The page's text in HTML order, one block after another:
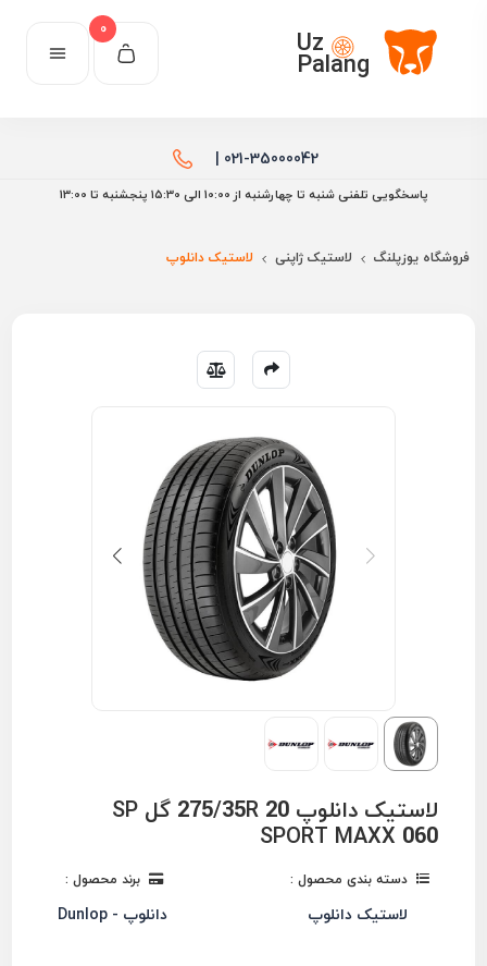
Uz
Palang
0
021-35000042 |
پاسخگویی تلفنی شنبه تا چهارشنبه از 10:00 الی ۱۵:30 پنجشنبه تا 13:00
فروشگاه یوزپلنگ لاستیک ژاپنی لاستیک دانلوپ
لاستیک دانلوپ 275/35R 20 گل SP
SPORT MAXX 060
دسته بندی محصول :
لاستیک دانلوپ
برند محصول :
دانلوپ - Dunlop